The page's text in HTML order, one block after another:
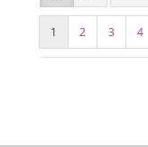
1 2 3 4